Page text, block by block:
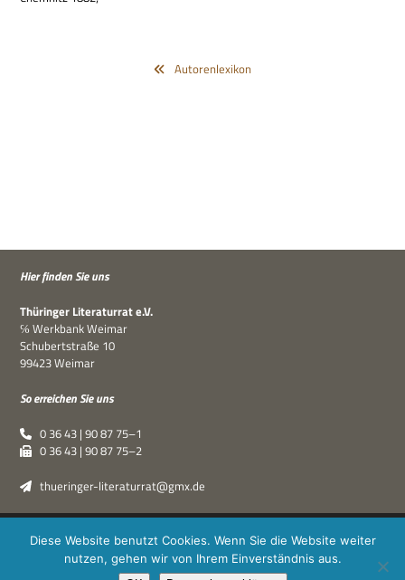
Autorenlexikon
Hier fin­den Sie uns
Thü­rin­ger Lite­ra­tur­rat e.V.
℅ Werk­bank Weimar
Schu­bert­straße 10
99423 Weimar
So errei­chen Sie uns
0 36 43 | 90 87 75–1
0 36 43 | 90 87 75–2
thueringer-literaturrat@gmx.de
Thüringer Literaturrat e.V. | © 2019–2026 ·XPDT : Marken &
Kommunikation|Impressum·Datenschutz
Diese Website benutzt Cookies. Wenn Sie die Website weiter
nutzen, gehen wir von Ihrem Einverständnis aus.